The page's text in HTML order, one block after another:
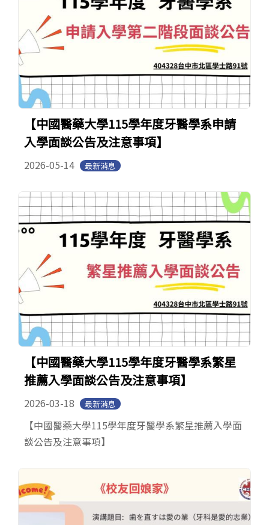
【中國醫藥大學115學年度牙醫學系申請
入學面談公告及注意事項】
2026-05-14 最新消息
【中國醫藥大學115學年度牙醫學系繁星
推薦入學面談公告及注意事項】
2026-03-18 最新消息
【中國醫藥大學115學年度牙醫學系繁星推薦入學面
談公告及注意事項】